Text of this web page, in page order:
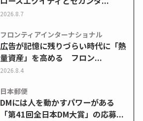
2026.8.7
フロンティアインターナショナル
広告が記憶に残りづらい時代に「熱
量資産」を高める フロン...
2026.8.4
日本郵便
DMには人を動かすパワーがある
「第41回全日本DM大賞」の応募...